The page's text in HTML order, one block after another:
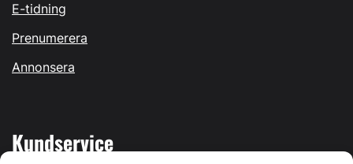
E-tidning
Prenumerera
Annonsera
Kundservice